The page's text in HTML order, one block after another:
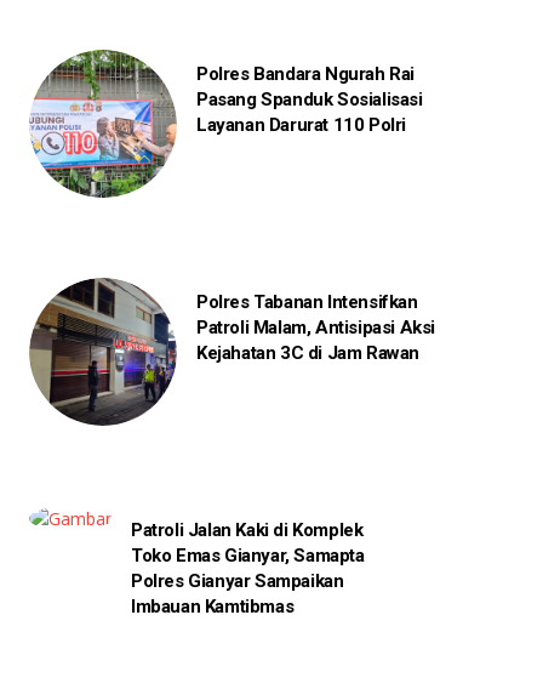
Polres Bandara Ngurah Rai
Pasang Spanduk Sosialisasi
Layanan Darurat 110 Polri
Polres Tabanan Intensifkan
Patroli Malam, Antisipasi Aksi
Kejahatan 3C di Jam Rawan
Patroli Jalan Kaki di Komplek
Toko Emas Gianyar, Samapta
Polres Gianyar Sampaikan
Imbauan Kamtibmas